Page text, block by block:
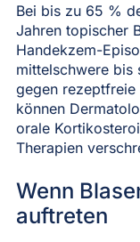
Bei bis zu 65 %
Jahren topischer
Handekzem-
mittelschwere bis
gegen rezeptfreie
können
orale
Therapien
Wenn
auftreten